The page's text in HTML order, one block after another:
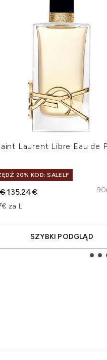
Laurent Libre Eau de
20% KOD: SALELF
cena detaliczna:
Aktualna cena:
135.24€
za L
SZYBKI PODGLĄD